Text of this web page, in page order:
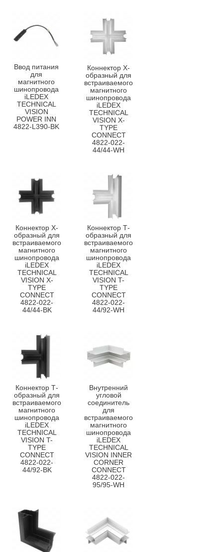
Ввод питания
для
магнитного
шинопровода
iLEDEX
TECHNICAL
VISION
POWER INN
4822-L390-BK
Коннектор Х-
образный для
встраиваемого
магнитного
шинопровода
iLEDEX
TECHNICAL
VISION X-
TYPE
CONNECT
4822-022-
44/44-WH
Коннектор Х-
образный для
встраиваемого
магнитного
шинопровода
iLEDEX
TECHNICAL
VISION X-
TYPE
CONNECT
4822-022-
44/44-BK
Коннектор Т-
образный для
встраиваемого
магнитного
шинопровода
iLEDEX
TECHNICAL
VISION T-
TYPE
CONNECT
4822-022-
44/92-WH
Коннектор Т-
образный для
встраиваемого
магнитного
шинопровода
iLEDEX
TECHNICAL
VISION T-
TYPE
CONNECT
4822-022-
44/92-BK
Внутренний
угловой
соединитель
для
встраиваемого
магнитного
шинопровода
iLEDEX
TECHNICAL
VISION INNER
CORNER
CONNECT
4822-022-
95/95-WH